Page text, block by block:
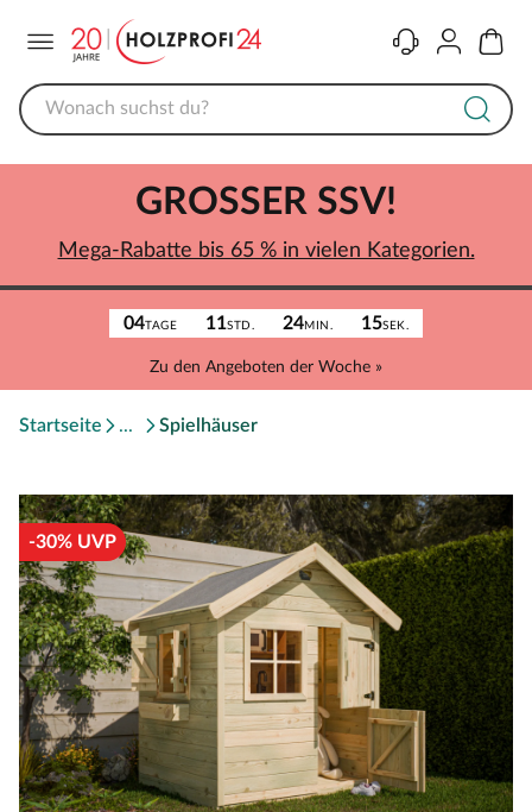
KontaktKonto
04TAGE 11STD. 24MIN. 15SEK.
Zu den Angeboten der Woche »
GROSSER SSV!
Mega-Rabatte bis 65 % in vielen Kategorien.
Startseite Spielhäuser
-30% UVP